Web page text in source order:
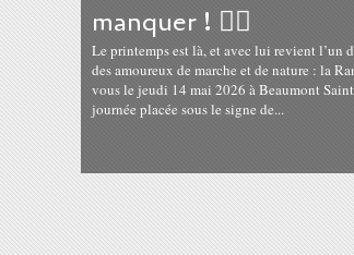
manquer ! 🚶‍♂️
Le printemps est là, et avec lui revient l’un
des amoureux de marche et de nature : la
vous le jeudi 14 mai 2026 à Beaumont
journée placée sous le signe de...